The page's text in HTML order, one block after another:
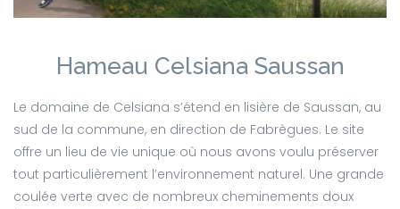
Hameau Celsiana Saussan
Le domaine de Celsiana s’étend en lisière de Saussan, au
sud de la commune, en direction de Fabrègues. Le site
offre un lieu de vie unique où nous avons voulu préserver
tout particulièrement l’environnement naturel. Une grande
coulée verte avec de nombreux cheminements doux